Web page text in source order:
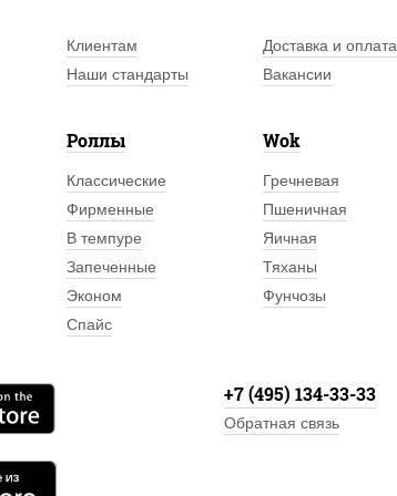
Клиентам Доставка и оплата
Наши стандарты Вакансии
Роллы
Классические
Фирменные
В темпуре
Запеченные
Эконом
Спайс
Wok
Гречневая
Пшеничная
Яичная
Тяханы
Фунчозы
+7 (495) 134-33-33
Обратная связь